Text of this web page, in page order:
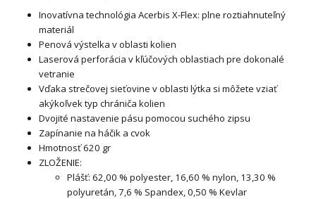
Inovatívna technológia Acerbis X-Flex: plne roztiahnuteľný
materiál
Penová výstelka v oblasti kolien
Laserová perforácia v kľúčových oblastiach pre dokonalé
vetranie
Vďaka strečovej sieťovine v oblasti lýtka si môžete vziať
akýkoľvek typ chrániča kolien
Dvojité nastavenie pásu pomocou suchého zipsu
Zapínanie na háčik a cvok
Hmotnosť 620 gr
ZLOŽENIE:
Plášť: 62,00 % polyester, 16,60 % nylon, 13,30 %
polyuretán, 7,6 % Spandex, 0,50 % Kevlar